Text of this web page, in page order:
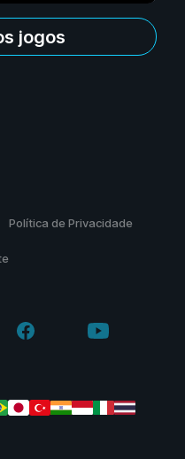
jogos
Política de Privacidade